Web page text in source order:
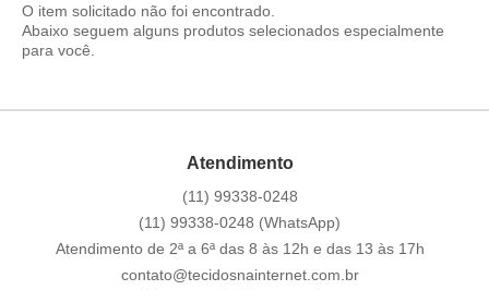
O item solicitado não foi encontrado.
Abaixo seguem alguns produtos selecionados especialmente
para você.
Atendimento
(11) 99338-0248
(11) 99338-0248 (WhatsApp)
Atendimento de 2ª a 6ª das 8 às 12h e das 13 às 17h
contato@tecidosnainternet.com.br